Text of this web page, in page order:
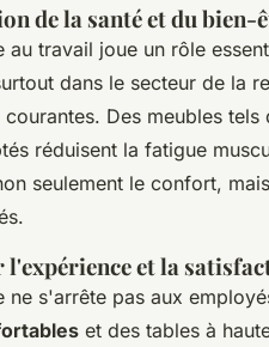
de la santé et du bien-
au travail joue un rôle
dans le secteur de la
Des meubles tels
réduisent la fatigue
seulement le confort,
et la
ne s'arrête pas aux
et des tables à